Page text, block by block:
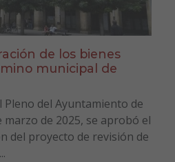
de los bienes
municipal de
Pleno del Ayuntamiento de
marzo de 2025, se aprobó el
del proyecto de revisión de